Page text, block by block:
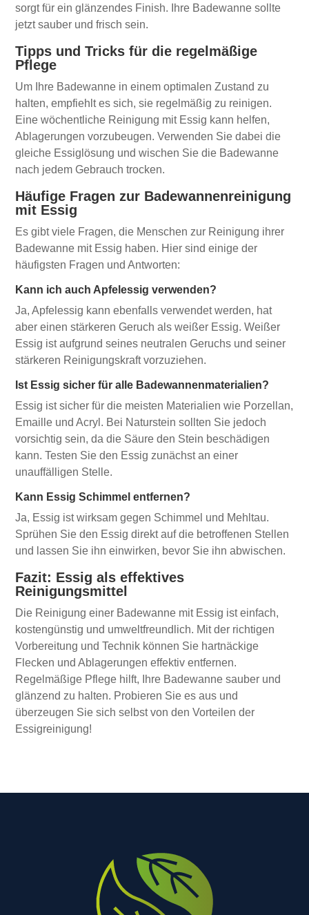
sorgt für ein glänzendes Finish. Ihre Badewanne sollte
jetzt sauber und frisch sein.
Tipps und Tricks für die regelmäßige
Pflege
Um Ihre Badewanne in einem optimalen Zustand zu
halten, empfiehlt es sich, sie regelmäßig zu reinigen.
Eine wöchentliche Reinigung mit Essig kann helfen,
Ablagerungen vorzubeugen. Verwenden Sie dabei die
gleiche Essiglösung und wischen Sie die Badewanne
nach jedem Gebrauch trocken.
Häufige Fragen zur Badewannenreinigung
mit Essig
Es gibt viele Fragen, die Menschen zur Reinigung ihrer
Badewanne mit Essig haben. Hier sind einige der
häufigsten Fragen und Antworten:
Kann ich auch Apfelessig verwenden?
Ja, Apfelessig kann ebenfalls verwendet werden, hat
aber einen stärkeren Geruch als weißer Essig. Weißer
Essig ist aufgrund seines neutralen Geruchs und seiner
stärkeren Reinigungskraft vorzuziehen.
Ist Essig sicher für alle Badewannenmaterialien?
Essig ist sicher für die meisten Materialien wie Porzellan,
Emaille und Acryl. Bei Naturstein sollten Sie jedoch
vorsichtig sein, da die Säure den Stein beschädigen
kann. Testen Sie den Essig zunächst an einer
unauffälligen Stelle.
Kann Essig Schimmel entfernen?
Ja, Essig ist wirksam gegen Schimmel und Mehltau.
Sprühen Sie den Essig direkt auf die betroffenen Stellen
und lassen Sie ihn einwirken, bevor Sie ihn abwischen.
Fazit: Essig als effektives
Reinigungsmittel
Die Reinigung einer Badewanne mit Essig ist einfach,
kostengünstig und umweltfreundlich. Mit der richtigen
Vorbereitung und Technik können Sie hartnäckige
Flecken und Ablagerungen effektiv entfernen.
Regelmäßige Pflege hilft, Ihre Badewanne sauber und
glänzend zu halten. Probieren Sie es aus und
überzeugen Sie sich selbst von den Vorteilen der
Essigreinigung!